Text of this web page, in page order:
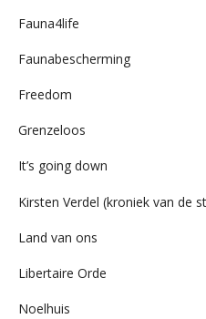
Fauna4life
Faunabescherming
Freedom
Grenzeloos
It’s going down
Kirsten Verdel (kroniek van de
Land van ons
Libertaire Orde
Noelhuis